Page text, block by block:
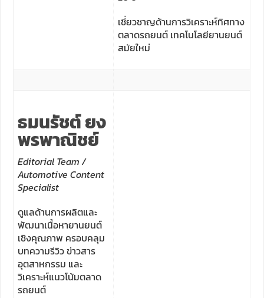
เชี่ยวชาญด้านการวิเคราะห์ทิศทาง
ตลาดรถยนต์ เทคโนโลยียานยนต์
สมัยใหม่
ธมนรัชต์ยง
พรพาณิชย์
Editorial Team /
Automotive Content
Specialist
ดูแลด้านการผลิตและ
พัฒนาเนื้อหายานยนต์
เชิงคุณภาพ ครอบคลุม
บทความรีวิว ข่าวสาร
อุตสาหกรรม และ
วิเคราะห์แนวโน้มตลาด
รถยนต์